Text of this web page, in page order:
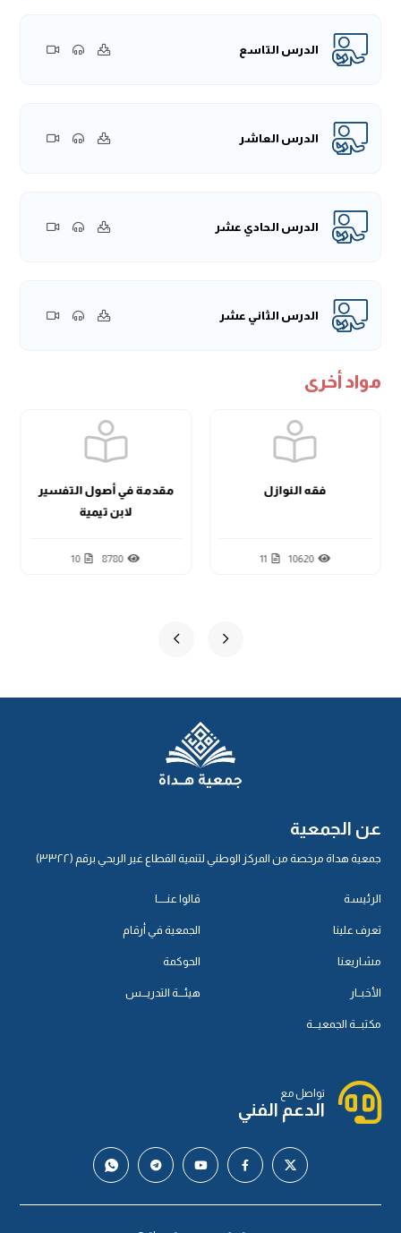
الدرس التاسع
الدرس العاشر
الدرس الحادي عشر
الدرس الثاني عشر
مواد أخرى
فقه النوازل
10620
11
مقدمة في أصول التفسير
لابن تيمية
8780
10
عن الجمعية
جمعية هداة مرخصة من المركز الوطني لتنمية القطاع غير الربحي برقم (٣٣٢٢)
الرئيسة
تعرف علينا
مشاريعنا
الأخبــار
مكتبـــة الجمعيـــة
قالوا عنـــــا
الجمعية في أرقام
الحوكمة
هيئـــة التدريـــس
تواصل مع
الدعم الفني